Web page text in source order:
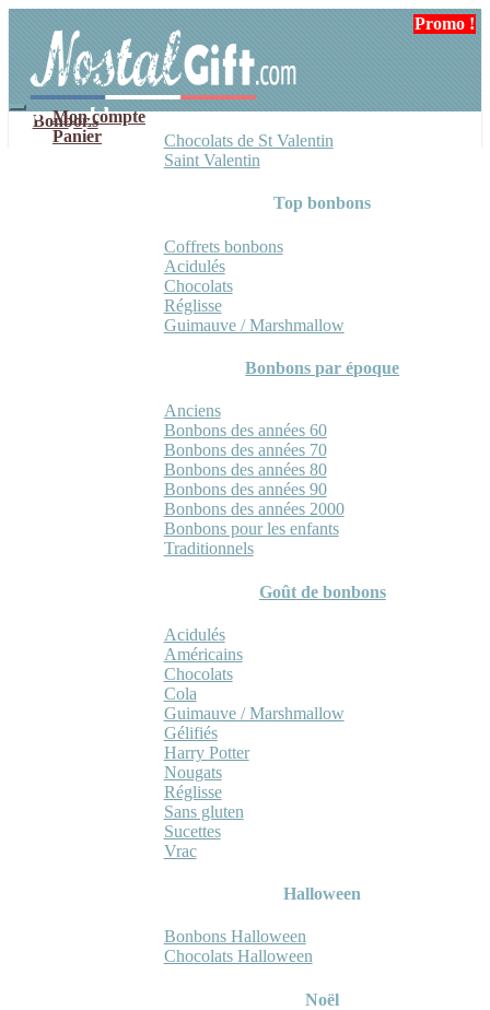
navigation
contenu
Mon compte
Panier
Bonbons
Chocolats de St Valentin
Saint Valentin
Top bonbons
Coffrets bonbons
Acidulés
Chocolats
Réglisse
Guimauve / Marshmallow
Bonbons par époque
Anciens
Bonbons des années 60
Bonbons des années 70
Bonbons des années 80
Bonbons des années 90
Bonbons des années 2000
Bonbons pour les enfants
Traditionnels
Goût de bonbons
Acidulés
Américains
Chocolats
Cola
Guimauve / Marshmallow
Gélifiés
Harry Potter
Nougats
Réglisse
Sans gluten
Sucettes
Vrac
Halloween
Bonbons Halloween
Chocolats Halloween
Noël
Promo !
Promo !